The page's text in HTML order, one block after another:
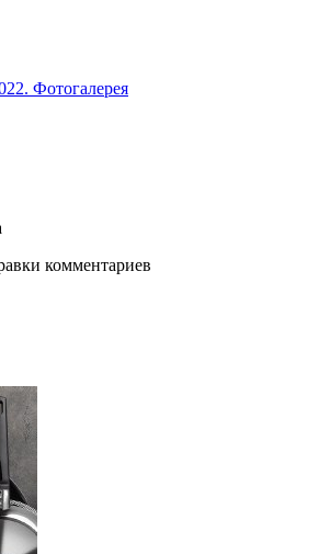
Фотогалерея
комментариев